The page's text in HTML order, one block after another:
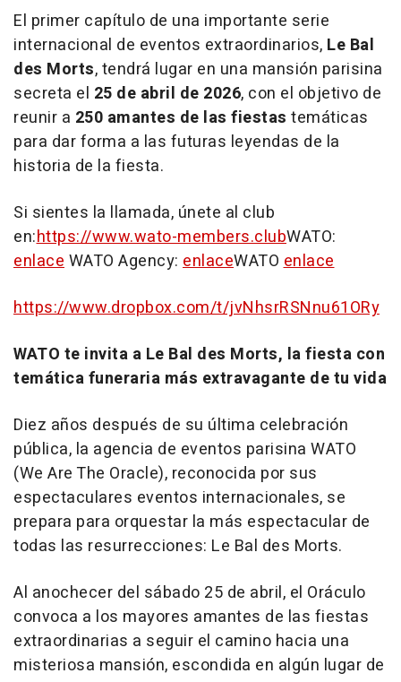
El primer capítulo de una importante serie
internacional de eventos extraordinarios, Le Bal
des Morts, tendrá lugar en una mansión parisina
secreta el 25 de abril de 2026, con el objetivo de
reunir a 250 amantes de las fiestas temáticas
para dar forma a las futuras leyendas de la
historia de la fiesta.
Si sientes la llamada, únete al club
en:https://www.wato-members.clubWATO:
enlaceWATO Agency: enlaceWATOenlace
https://www.dropbox.com/t/jvNhsrRSNnu61ORy
WATO te invita a Le Bal des Morts, la fiesta con
temática funeraria más extravagante de tu vida
Diez años después de su última celebración
pública, la agencia de eventos parisina WATO
(We Are The Oracle), reconocida por sus
espectaculares eventos internacionales, se
prepara para orquestar la más espectacular de
todas las resurrecciones: Le Bal des Morts.
Al anochecer del sábado 25 de abril, el Oráculo
convoca a los mayores amantes de las fiestas
extraordinarias a seguir el camino hacia una
misteriosa mansión, escondida en algún lugar de